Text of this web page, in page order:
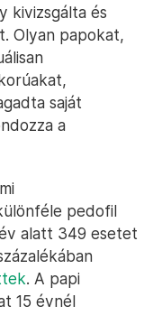
kivizsgálta és
Olyan papokat,
saját
a
pedofil
alatt 349 esetet
. A papi
15 évnél